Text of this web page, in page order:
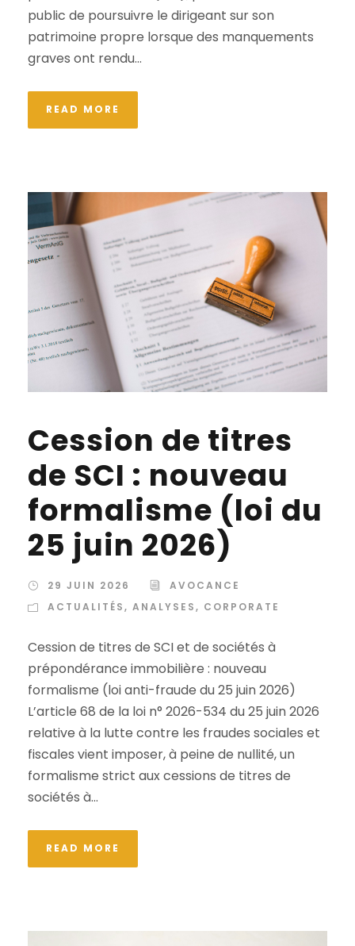
public de poursuivre le dirigeant sur son
patrimoine propre lorsque des manquements
graves ont rendu...
READ MORE
Cession de titres
de SCI : nouveau
formalisme (loi du
25 juin 2026)
29 JUIN 2026
AVOCANCE
ACTUALITÉS, ANALYSES, CORPORATE
Cession de titres de SCI et de sociétés à
prépondérance immobilière : nouveau
formalisme (loi anti-fraude du 25 juin 2026)
L’article 68 de la loi n° 2026-534 du 25 juin 2026
relative à la lutte contre les fraudes sociales et
fiscales vient imposer, à peine de nullité, un
formalisme strict aux cessions de titres de
sociétés à...
READ MORE